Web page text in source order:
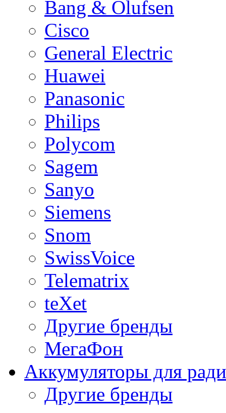
Bang & Olufsen
Cisco
General Electric
Huawei
Panasonic
Philips
Polycom
Sagem
Sanyo
Siemens
Snom
SwissVoice
Telematrix
teXet
Другие бренды
МегаФон
Аккумуляторы для
Другие бренды